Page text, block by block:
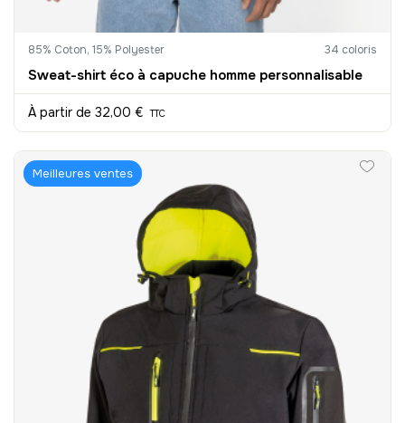
85% Coton, 15% Polyester 34 coloris
Sweat-shirt éco à capuche homme personnalisable
À partir de 32,00 € TTC
Meilleures ventes